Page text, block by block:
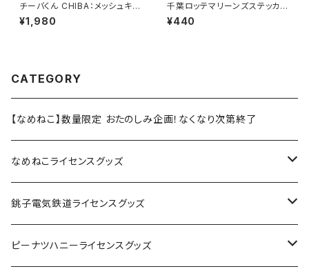
チーバくん CHIBA：メッシュキャ
ップ（ブラック）
¥1,980
千葉ロッテマリーンズステッカー
14
¥440
CATEGORY
【なめねこ】数量限定 おたのしみ企画！なくなり次第終了
なめねこライセンスグッズ
Tシャツ
キャップ
銚子電気鉄道ライセンスグッズ
ステッカー
ピーナツハニーライセンスグッズ